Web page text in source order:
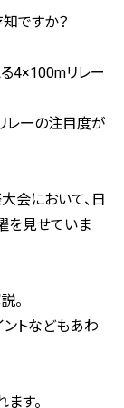
ですか？
4×100mリレー
レーの注目度が
会において、日
を見せていま
。
トなどもあわ
す。